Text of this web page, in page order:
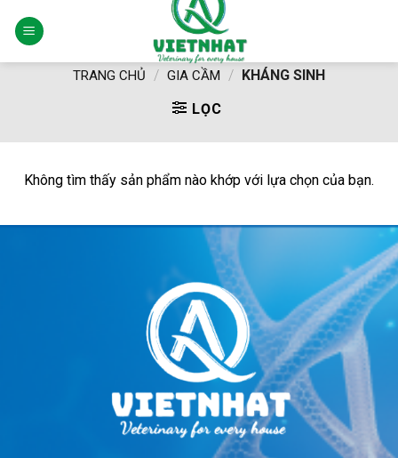
TRANG CHỦ / GIA CẦM / KHÁNG SINH
LỌC
Không tìm thấy sản phẩm nào khớp với lựa chọn của bạn.